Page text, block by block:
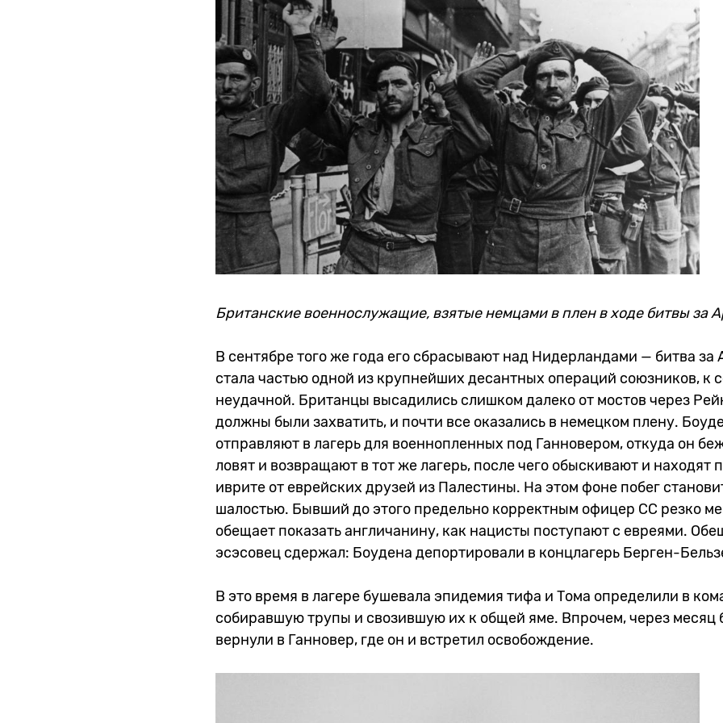
Британские военнослужащие, взятые немцами в плен в ходе битвы за
В сентябре того же года его сбрасывают над Нидерландами — битва за
стала частью одной из крупнейших десантных операций союзников, к
неудачной. Британцы высадились слишком далеко от мостов через
должны были захватить, и почти все оказались в немецком плену.
отправляют в лагерь для военнопленных под Ганновером, откуда он
ловят и возвращают в тот же лагерь, после чего обыскивают и находят
иврите от еврейских друзей из Палестины. На этом фоне побег
шалостью. Бывший до этого предельно корректным офицер СС резко
обещает показать англичанину, как нацисты поступают с евреями.
эсэсовец сдержал: Боудена депортировали в концлагерь Берген-
В это время в лагере бушевала эпидемия тифа и Тома определили в
собиравшую трупы и свозившую их к общей яме. Впрочем, через месяц
вернули в Ганновер, где он и встретил освобождение.